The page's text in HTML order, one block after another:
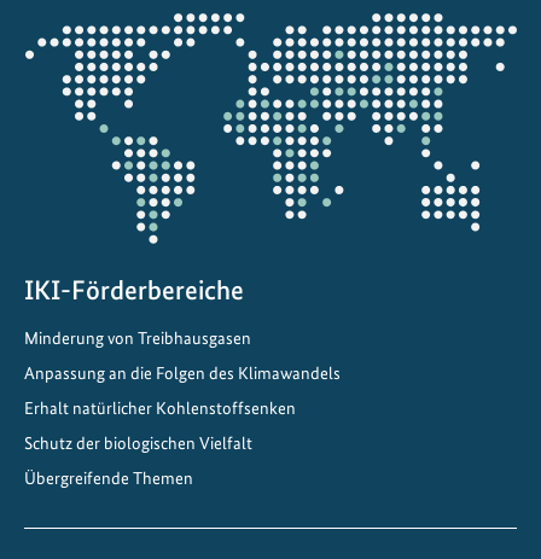
Öffnet
die
Projektkarte
IKI-Förderbereiche
Minderung von Treibhausgasen
Anpassung an die Folgen des Klimawandels
Erhalt natürlicher Kohlenstoffsenken
Schutz der biologischen Vielfalt
Übergreifende Themen